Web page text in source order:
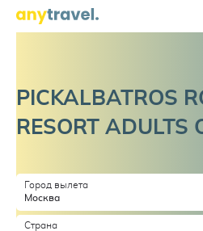
PICKALBATROS
RESORT ADULTS
Город вылета
Москва
Страна